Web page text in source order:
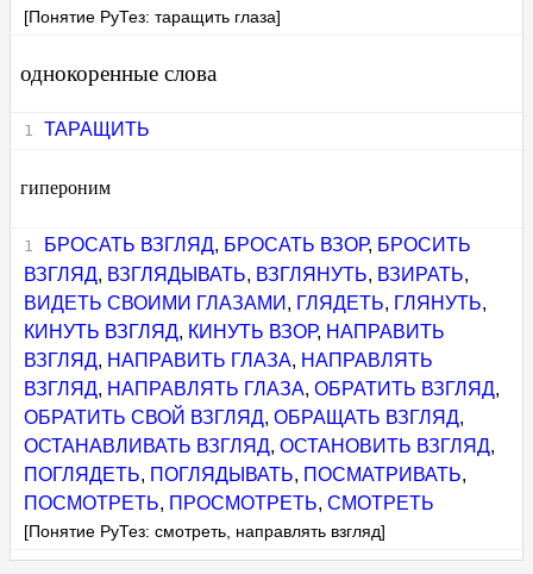
[Понятие РуТез: таращить глаза]
однокоренные слова
ТАРАЩИТЬ
гипероним
БРОСАТЬ ВЗГЛЯД, БРОСАТЬ ВЗОР, БРОСИТЬ
ВЗГЛЯД, ВЗГЛЯДЫВАТЬ, ВЗГЛЯНУТЬ, ВЗИРАТЬ,
ВИДЕТЬ СВОИМИ ГЛАЗАМИ , ГЛЯДЕТЬ, ГЛЯНУТЬ,
КИНУТЬ ВЗГЛЯД, КИНУТЬ ВЗОР, НАПРАВИТЬ
ВЗГЛЯД, НАПРАВИТЬ ГЛАЗА, НАПРАВЛЯТЬ
ВЗГЛЯД, НАПРАВЛЯТЬ ГЛАЗА,ОБРАТИТЬ ВЗГЛЯД,
ОБРАТИТЬ СВОЙ ВЗГЛЯД,ОБРАЩАТЬ ВЗГЛЯД,
ОСТАНАВЛИВАТЬ ВЗГЛЯД,ОСТАНОВИТЬ ВЗГЛЯД,
ПОГЛЯДЕТЬ, ПОГЛЯДЫВАТЬ, ПОСМАТРИВАТЬ,
ПОСМОТРЕТЬ, ПРОСМОТРЕТЬ,СМОТРЕТЬ
[Понятие РуТез: смотреть, направлять взгляд]